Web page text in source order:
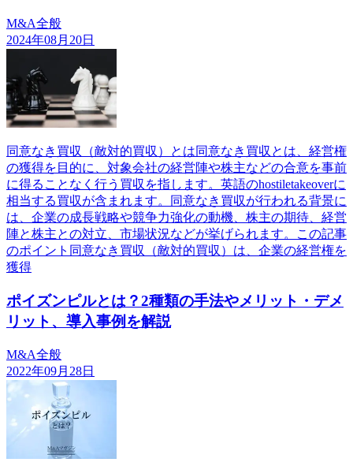
M&A全般
2024年08月20日
同意なき買収（敵対的買収）とは同意なき買収とは、経営権
の獲得を目的に、対象会社の経営陣や株主などの合意を事前
に得ることなく行う買収を指します。英語のhostiletakeoverに
相当する買収が含まれます。同意なき買収が行われる背景に
は、企業の成長戦略や競争力強化の動機、株主の期待、経営
陣と株主との対立、市場状況などが挙げられます。この記事
のポイント同意なき買収（敵対的買収）は、企業の経営権を
獲得
ポイズンピルとは？2種類の手法やメリット・デメ
リット、導入事例を解説
M&A全般
2022年09月28日